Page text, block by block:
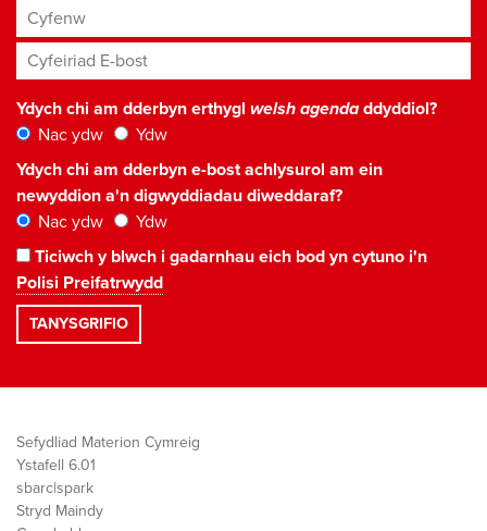
Cyfenw
Cyfeiriad E-bost*
Ydych chi am dderbyn erthygl welsh agendaddyddiol?
Nac ydw
Ydw
Ydych chi am dderbyn e-bost achlysurol am ein
newyddion a'n digwyddiadau diweddaraf?
Nac ydw
Ydw
Ticiwch y blwch i gadarnhau eich bod yn cytuno i'n
Polisi Preifatrwydd
Sefydliad Materion Cymreig
Ystafell 6.01
sbarc|spark
Stryd Maindy